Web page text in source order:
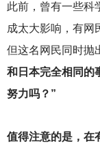
此前，曾有一些科
成太大影响，有网
但这名网民同时抛
和日本完全相同的
努力吗？”
值得注意的是，在